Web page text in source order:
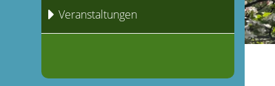
Veranstaltungen